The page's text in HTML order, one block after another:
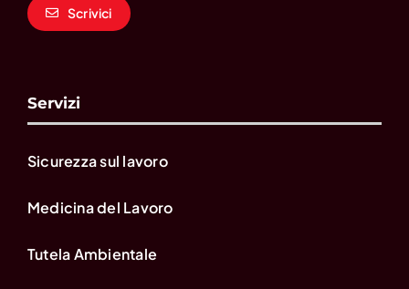
Scrivici
Servizi
Sicurezza sul lavoro
Medicina del Lavoro
Tutela Ambientale